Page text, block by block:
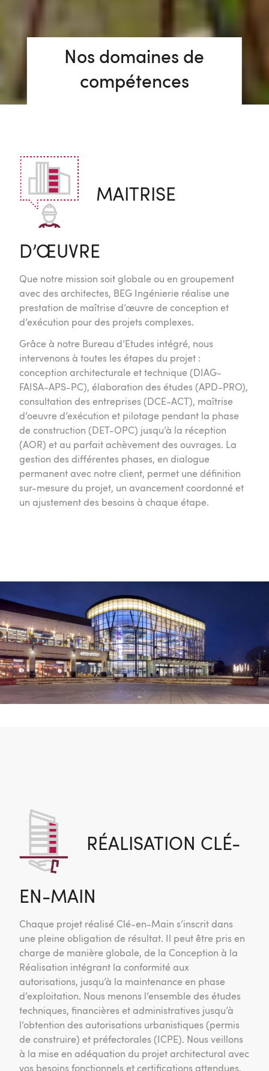
Nos domaines de
compétences
MAITRISE
D’ŒUVRE
Que notre mission soit globale ou en groupement
avec des architectes, BEG Ingénierie réalise une
prestation de maîtrise d’œuvre de conception et
d’exécution pour des projets complexes.
Grâce à notre Bureau d’Etudes intégré, nous
intervenons à toutes les étapes du projet :
conception architecturale et technique (DIAG-
FAISA-APS-PC), élaboration des études (APD-PRO),
consultation des entreprises (DCE-ACT), maîtrise
d’oeuvre d’exécution et pilotage pendant la phase
de construction (DET-OPC) jusqu’à la réception
(AOR) et au parfait achèvement des ouvrages. La
gestion des différentes phases, en dialogue
permanent avec notre client, permet une définition
sur-mesure du projet, un avancement coordonné et
un ajustement des besoins à chaque étape.
RÉALISATION CLÉ-
EN-MAIN
Chaque projet réalisé Clé-en-Main s’inscrit dans
une pleine obligation de résultat. Il peut être pris en
charge de manière globale, de la Conception à la
Réalisation intégrant la conformité aux
autorisations, jusqu’à la maintenance en phase
d’exploitation. Nous menons l’ensemble des études
techniques, financières et administratives jusqu’à
l’obtention des autorisations urbanistiques (permis
de construire) et préfectorales (ICPE). Nous veillons
à la mise en adéquation du projet architectural avec